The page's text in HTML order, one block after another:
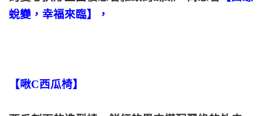
蛻變，幸福來臨】，
【啾C西瓜椅】